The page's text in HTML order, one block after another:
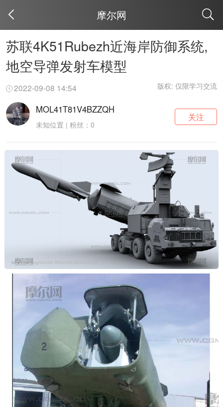
摩尔网
苏联4K51Rubezh近海岸防御系统,
地空导弹发射车模型
2022-09-08 14:54 版权: 仅限学习交流
MOL41T81V4BZZQH
未知位置 | 粉丝：0
关注
取消